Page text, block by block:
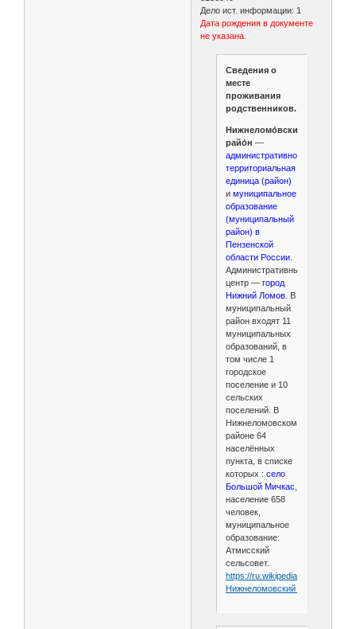
Дело ист. информации: 1
Дата рождения в документе
не указана.
Сведения о
месте
проживания
родственников.
Нижнеломо́вский
райо́н —
административно-
территориальная
единица (район)
и муниципальное
образование
(муниципальный
район) в
Пензенской
области России.
Административный
центр — город
Нижний Ломов.
В
муниципальный
район входят 11
муниципальных
образований, в
том числе 1
городское
поселение и 10
сельских
поселений. В
Нижнеломовском
районе 64
населённых
пункта, в списке
которых : село
Большой Мичкас
население 658
человек,
муниципальное
образование:
Атмисский
сельсовет.
https://ru.wikipedia.org/wiki/
Нижнеломовский_район